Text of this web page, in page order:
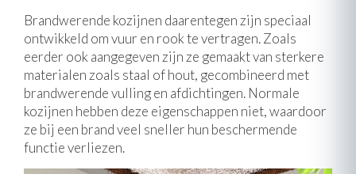
Brandwerende kozijnen daarentegen zijn speciaal
ontwikkeld om vuur en rook te vertragen. Zoals
eerder ook aangegeven zijn ze gemaakt van sterkere
materialen zoals staal of hout, gecombineerd met
brandwerende vulling en afdichtingen. Normale
kozijnen hebben deze eigenschappen niet, waardoor
ze bij een brand veel sneller hun beschermende
functie verliezen.